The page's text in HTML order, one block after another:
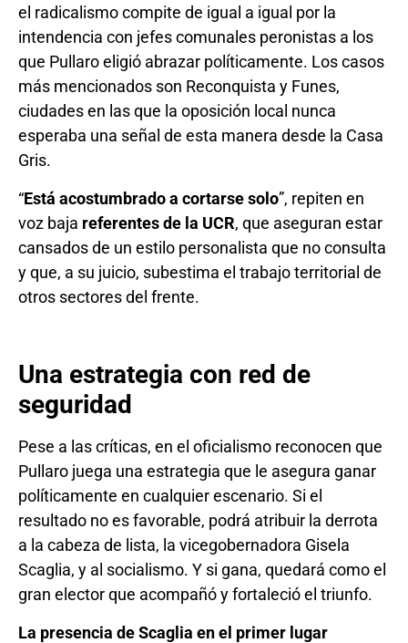
el radicalismo compite de igual a igual por la
intendencia con jefes comunales peronistas a los
que Pullaro eligió abrazar políticamente. Los casos
más mencionados son Reconquista y Funes,
ciudades en las que la oposición local nunca
esperaba una señal de esta manera desde la Casa
Gris.
“Está acostumbrado a cortarse solo”, repiten en
voz baja referentes de la UCR, que aseguran estar
cansados de un estilo personalista que no consulta
y que, a su juicio, subestima el trabajo territorial de
otros sectores del frente.
Una estrategia con red de
seguridad
Pese a las críticas, en el oficialismo reconocen que
Pullaro juega una estrategia que le asegura ganar
políticamente en cualquier escenario. Si el
resultado no es favorable, podrá atribuir la derrota
a la cabeza de lista, la vicegobernadora Gisela
Scaglia, y al socialismo. Y si gana, quedará como el
gran elector que acompañó y fortaleció el triunfo.
La presencia de Scaglia en el primer lugar